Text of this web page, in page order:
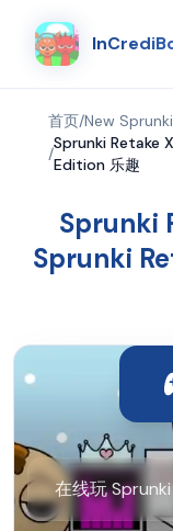
首页/New
/
Sprunki Retake
Edition 乐趣
Sprunki
Sprunki
在线玩